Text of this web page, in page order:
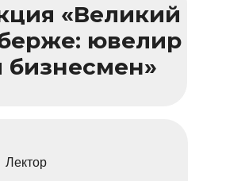
«Великий
ювелир
бизнесмен»
Лектор